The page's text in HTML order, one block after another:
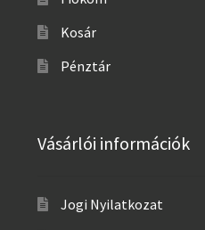
Kosár
Pénztár
Vásárlói információk
Jogi Nyilatkozat